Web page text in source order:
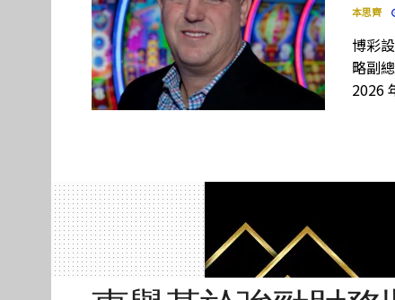
本思齊
博彩
略副
2026